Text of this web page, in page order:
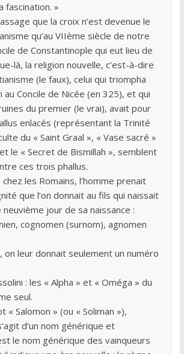
fascination. »
que la croix n’est devenue le
qu’au VIIème siècle de notre
de Constantinople qui eut lieu de
là, la religion nouvelle, c’est-à-dire
(le faux), celui qui triompha
au Concile de Nicée (en 325), et qui
du premier (le vrai), avait pour
enlacés (représentant la Trinité
du « Saint Graal », « Vase sacré »
le « Secret de Bismillah », semblent
ces trois phallus.
les Romains, l’homme prenait
que l’on donnait au fils qui naissait
jour de sa naissance :
cognomen (surnom), agnomen
on leur donnait seulement un numéro
: les « Alpha » et « Oméga » du
seul.
« Salomon » (ou « Soliman »),
d’un nom générique et
le nom générique des vainqueurs